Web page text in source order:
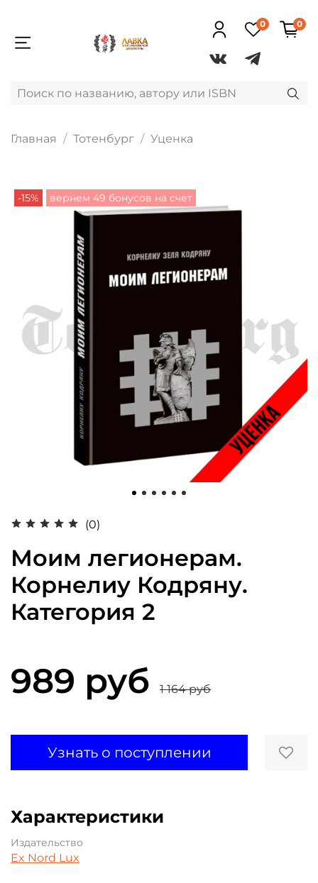
0 0
Главная Тотенбург Уценка
-15% вернем 49 бонусов на счет
(0)
Моим легионерам.
Корнелиу Кодряну.
Категория 2
989 руб 1 164 руб
Узнать о поступлении
Характеристики
Издательство
Ex Nord Lux